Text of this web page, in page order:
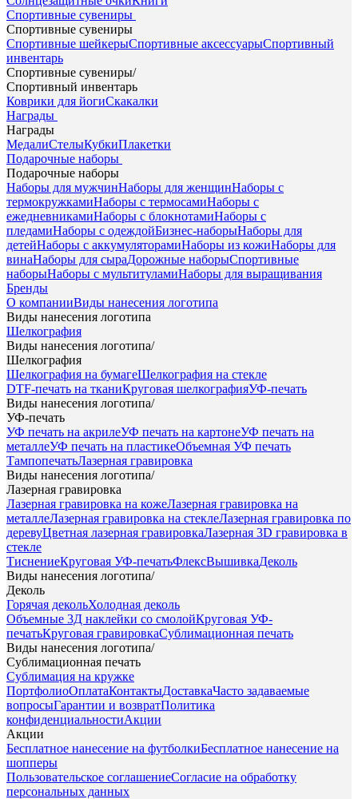
Спортивные сувениры
Спортивные сувениры
Спортивные шейкерыСпортивные аксессуарыСпортивный
инвентарь
Спортивные сувениры/
Спортивный инвентарь
Коврики для йогиСкакалки
Награды
Награды
МедалиСтелыКубкиПлакетки
Подарочные наборы
Подарочные наборы
Наборы для мужчинНаборы для женщинНаборы с
термокружкамиНаборы с термосамиНаборы с
ежедневникамиНаборы с блокнотамиНаборы с
пледамиНаборы с одеждойБизнес-наборыНаборы для
детейНаборы с аккумуляторамиНаборы из кожиНаборы для
винаНаборы для сыраДорожные наборыСпортивные
наборыНаборы с мультитуламиНаборы для выращивания
Бренды
О компанииВиды нанесения логотипа
Виды нанесения логотипа
Шелкография
Виды нанесения логотипа/
Шелкография
Шелкография на бумагеШелкография на стекле
DTF-печать на тканиКруговая шелкографияУФ-печать
Виды нанесения логотипа/
УФ-печать
УФ печать на акрилеУФ печать на картонеУФ печать на
металлеУФ печать на пластикеОбъемная УФ печать
ТампопечатьЛазерная гравировка
Виды нанесения логотипа/
Лазерная гравировка
Лазерная гравировка на кожеЛазерная гравировка на
металлеЛазерная гравировка на стеклеЛазерная гравировка по
деревуЦветная лазерная гравировкаЛазерная 3D гравировка в
стекле
ТиснениеКруговая УФ-печатьФлексВышивкаДеколь
Виды нанесения логотипа/
Деколь
Горячая декольХолодная деколь
Объемные 3Д наклейки со смолойКруговая УФ-
печатьКруговая гравировкаСублимационная печать
Виды нанесения логотипа/
Сублимационная печать
Сублимация на кружке
ПортфолиоОплатаКонтактыДоставкаЧасто задаваемые
вопросыГарантии и возвратПолитика
конфиденциальностиАкции
Акции
Бесплатное нанесение на футболкиБесплатное нанесение на
шопперы
Пользовательское соглашениеСогласие на обработку
персональных данных